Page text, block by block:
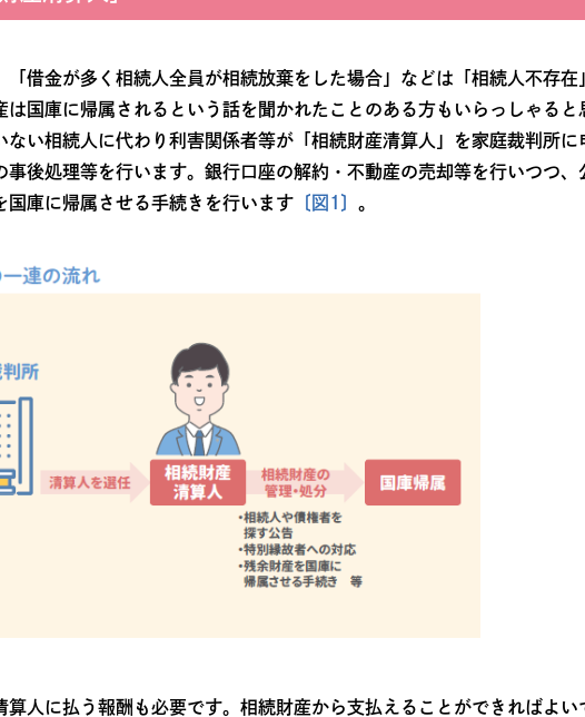
「借金が多く相続人全員が相続放棄をした場合」などは「相続人不存在
国庫に帰属されるという話を聞かれたことのある方もいらっしゃると
い相続人に代わり利害関係者等が「相続財産清算人」を家庭裁判所に
後処理等を行います。銀行口座の解約・不動産の売却等を行いつつ、
庫に帰属させる手続きを行います 〔図1〕 。
人に払う報酬も必要です。相続財産から支払えることができればよい